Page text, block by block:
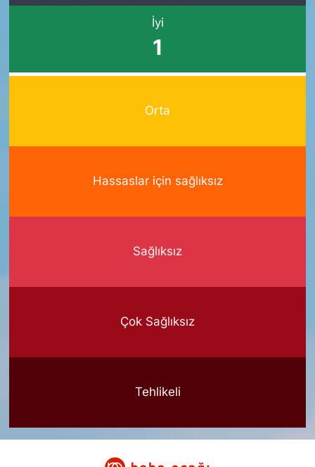
İyi
1
Orta
Hassaslar için sağlıksız
Sağlıksız
Çok Sağlıksız
Tehlikeli